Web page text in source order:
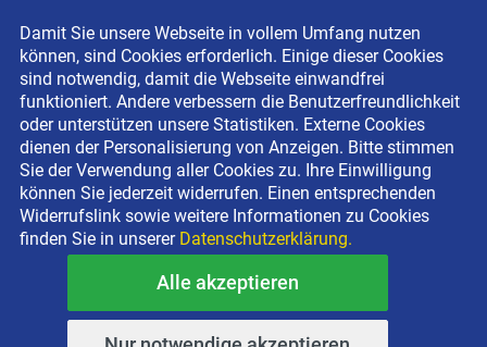
Drainage verlegen
Fassadenreinigung
Terrasse anlegen
Ladenbau
Impressum
Datenschutzerklärung
Newsletter-Anmeldung
Copyright © 2026 BEYER-Mietservice KG All rights reserved |
Kostenlose Miethotline 0800 092 99 70
Damit Sie unsere Webseite in vollem Umfang nutzen
können, sind Cookies erforderlich. Einige dieser Cookies
sind notwendig, damit die Webseite einwandfrei
funktioniert. Andere verbessern die Benutzerfreundlichkeit
oder unterstützen unsere Statistiken. Externe Cookies
dienen der Personalisierung von Anzeigen. Bitte stimmen
Sie der Verwendung aller Cookies zu. Ihre Einwilligung
können Sie jederzeit widerrufen. Einen entsprechenden
Widerrufslink sowie weitere Informationen zu Cookies
finden Sie in unserer Datenschutzerklärung.
Alle akzeptieren